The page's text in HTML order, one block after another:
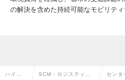
の解決を含めた持続可能なモビリティ
ハイク SCM・ロジスティク センタ